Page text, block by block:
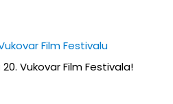
Film Festivalu
Vukovar Film Festivala!